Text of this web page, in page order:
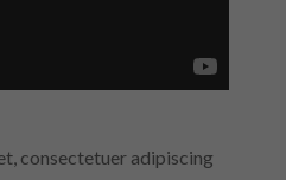
consectetuer adipiscing